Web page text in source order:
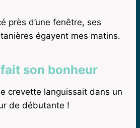
près d’une fenêtre, ses
égayent mes matins.
son bonheur
crevette languissait dans un
de débutante !